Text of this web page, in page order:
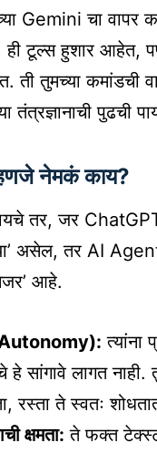
Gemini चा वापर
टूल्स हुशार आहेत,
तुमच्या कमांडची
तंत्रज्ञानाची पुढची
नेमकं काय?
तर, जर
असेल, तर AI
आहे.
(Autonomy): त्यांना
हे सांगावे लागत नाही.
रस्ता ते स्वतः
क्षमता: ते फक्त